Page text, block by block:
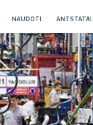
NAUDOTI ANTSTATAI